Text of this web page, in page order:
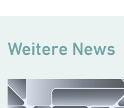
Weitere News